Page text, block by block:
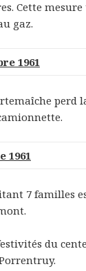
Cette mesure
gaz.
1961
perd
1961
7 familles
du